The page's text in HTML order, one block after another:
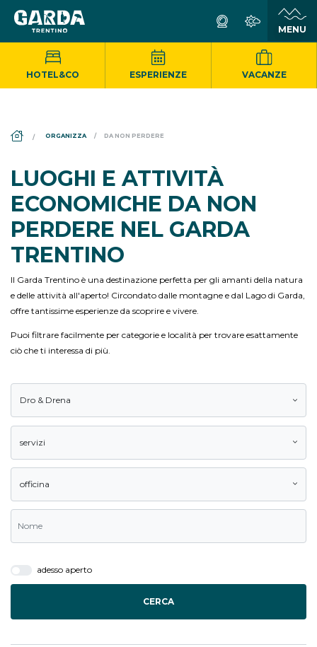
HOTEL&CO ESPERIENZE VACANZE
DS_BREADCRUMB.HOME
ORGANIZZA DA NON PERDERE
LUOGHI E ATTIVITÀ
ECONOMICHE DA NON
PERDERE NEL GARDA
TRENTINO
Il Garda Trentino è una destinazione perfetta per gli amanti della natura
e delle attività all'aperto! Circondato dalle montagne e dal Lago di Garda,
offre tantissime esperienze da scoprire e vivere.
Puoi filtrare facilmente per categorie e località per trovare esattamente
ciò che ti interessa di più.
Dro & Drena
servizi
officina
adesso aperto
CERCA